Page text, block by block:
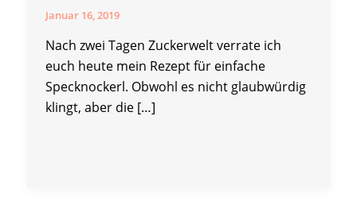
Januar 16, 2019
Nach zwei Tagen Zuckerwelt verrate ich
euch heute mein Rezept für einfache
Specknockerl. Obwohl es nicht glaubwürdig
klingt, aber die […]